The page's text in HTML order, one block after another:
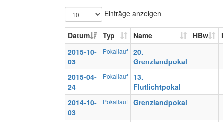
Einträge anzeigen
Datum Typ Name HBw
2015-10-
03
Pokallauf
20.
Grenzlandpokal
2015-04-
24
Pokallauf
13.
Flutlichtpokal
2014-10-
03
Pokallauf Grenzlandpokal